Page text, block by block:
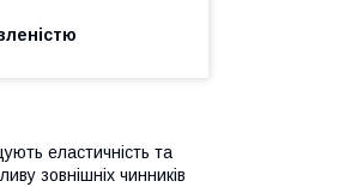
еластичність та
зовнішніх чинників